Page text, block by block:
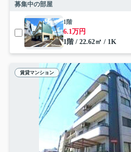
募集中の部屋
1階
6.1万円
1階 / 22.62㎡ / 1K
賃貸マンション